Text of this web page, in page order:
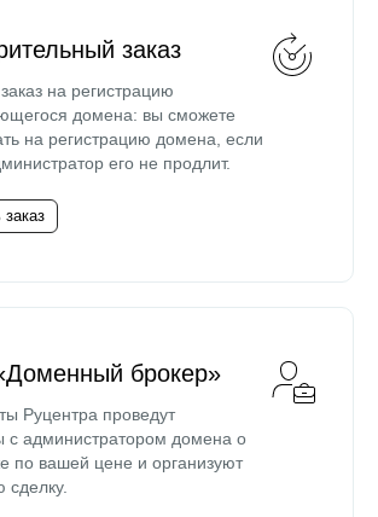
заказ
на регистрацию
домена: вы сможете
на регистрацию домена, если
его не продлит.
брокер»
Руцентра проведут
с администратором домена о
по вашей цене и организуют
сделку.